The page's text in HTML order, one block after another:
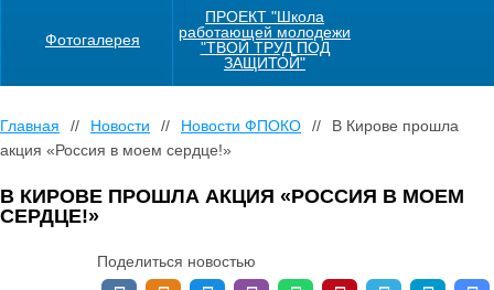
Фотогалерея
ПРОЕКТ "Школа
работающей молодежи
"ТВОЙ ТРУД ПОД
ЗАЩИТОЙ"
Главная // Новости // Новости ФПОКО //
В Кирове прошла
акция «Россия в моем сердце!»
В КИРОВЕ ПРОШЛА АКЦИЯ «РОССИЯ В МОЕМ
СЕРДЦЕ!»
Поделиться новостью